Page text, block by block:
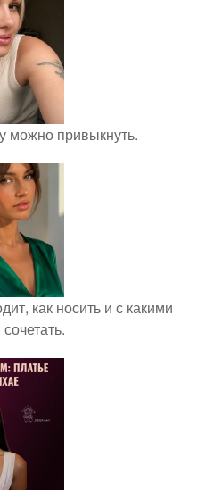
можно привыкнуть.
как носить и с какими